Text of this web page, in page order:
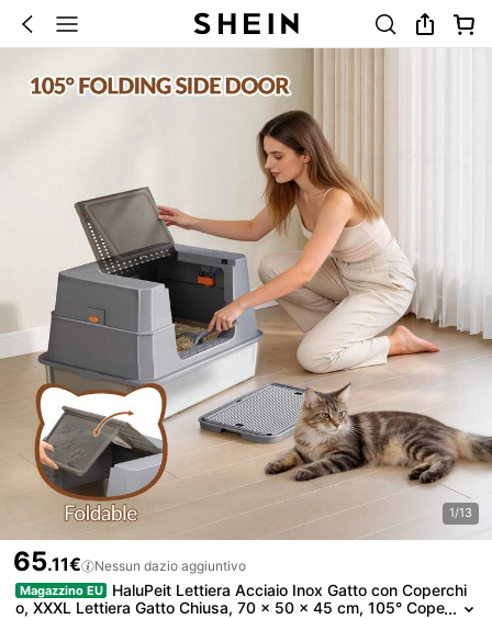
1/13
65.11€ Nessun dazio aggiuntivo
Magazzino EU
HaluPeit Lettiera Acciaio Inox Gatto con Coperchi
o, XXXL Lettiera Gatto Chiusa, 70 x 50 x 45 cm, 105° Cope